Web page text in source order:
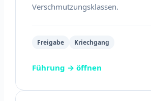
Verschmutzungsklassen.
Freigabe Kriechgang
Führung → öffnen